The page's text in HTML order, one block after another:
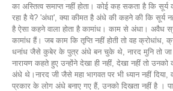
का अस्तित्व समाप्त नहीं होता। कोई कह सकता है कि सूर्य
रहा है ये? 'अंधा', क्या कीमत है अंधे की कहने की कि सूर्य
है ऐसा कहने वाला होता है कामांध। काम से अंधा। अवैध
कामांध हैं। जब काम कि तृप्ति नहीं होती तो वह क्रोधांध,
धनांध जैसे कुबेर के पुत्र अंधे बन चुके थे, नारद मुनि तो जा
नारायण कहते हुए उन्होंने देखा ही नहीं, देखा नहीं तो उनको
अंधे थे।नारद जी जैसे महा भागवत पर भी ध्यान नहीं दिया,
प्रकार के लोग अंधे बनाए गए हैं, उनको दिखता नहीं है ।